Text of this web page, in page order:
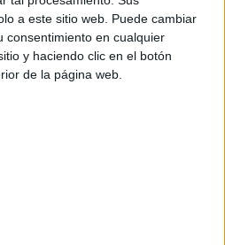
a este sitio web. Puede cambiar
consentimiento en cualquier
y haciendo clic en el botón
de la página web.
protección de datos
SL (Editora de la